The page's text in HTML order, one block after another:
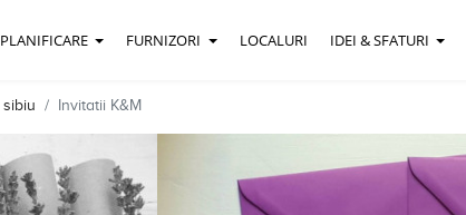
PLANIFICARE FURNIZORI LOCALURI IDEI & SFATURI
sibiu Invitatii K&M